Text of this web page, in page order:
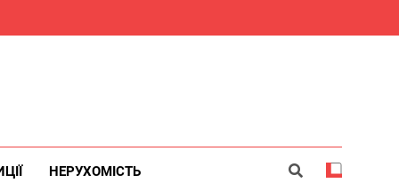
НЕРУХОМІСТЬ